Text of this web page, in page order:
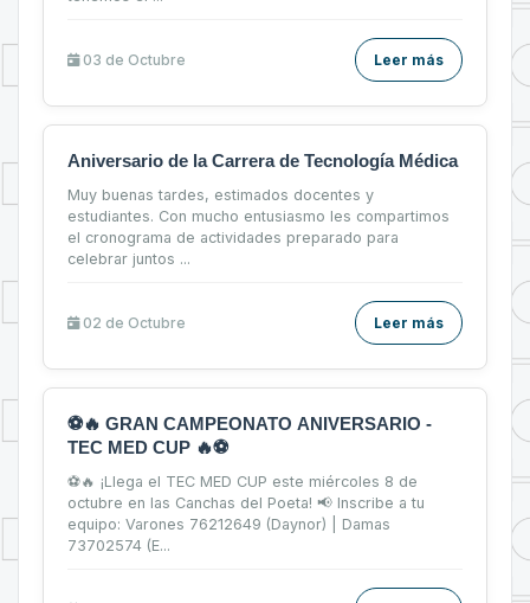
03 de Octubre Leer más
Aniversario de la Carrera de Tecnología Médica
Muy buenas tardes, estimados docentes y
estudiantes. Con mucho entusiasmo les compartimos
el cronograma de actividades preparado para
celebrar juntos ...
02 de Octubre Leer más
⚽🔥 GRAN CAMPEONATO ANIVERSARIO -
TEC MED CUP 🔥⚽
⚽🔥 ¡Llega el TEC MED CUP este miércoles 8 de
octubre en las Canchas del Poeta! 📢 Inscribe a tu
equipo: Varones 76212649 (Daynor) | Damas
73702574 (E...